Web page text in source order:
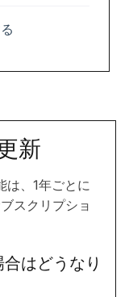
新
、1年ごとに
スクリプショ
はどうなり